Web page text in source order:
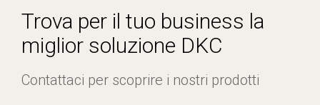
Trova per il tuo business la
miglior soluzione DKC
Contattaci per scoprire i nostri prodotti